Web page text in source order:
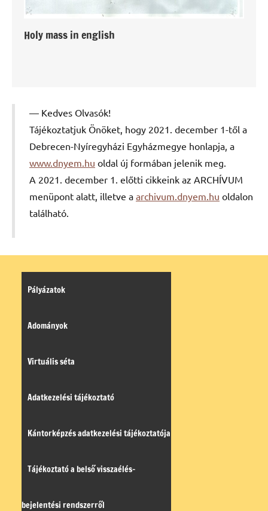
Holy mass in english
Kedves Olvasók!
Tájékoztatjuk Önöket, hogy 2021. december 1-től a
Debrecen-Nyíregyházi Egyházmegye honlapja, a
www.dnyem.hu oldal új formában jelenik meg.
A 2021. december 1. előtti cikkeink az ARCHÍVUM
menüpont alatt, illetve a archivum.dnyem.hu oldalon
található.
Pályázatok
Adományok
Virtuális séta
Adatkezelési tájékoztató
Kántorképzés adatkezelési tájékoztatója
Tájékoztató a belső visszaélés-
bejelentési rendszerről